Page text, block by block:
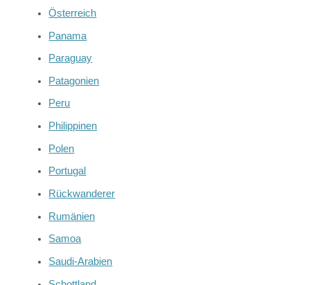
Österreich
Panama
Paraguay
Patagonien
Peru
Philippinen
Polen
Portugal
Rückwanderer
Rumänien
Samoa
Saudi-Arabien